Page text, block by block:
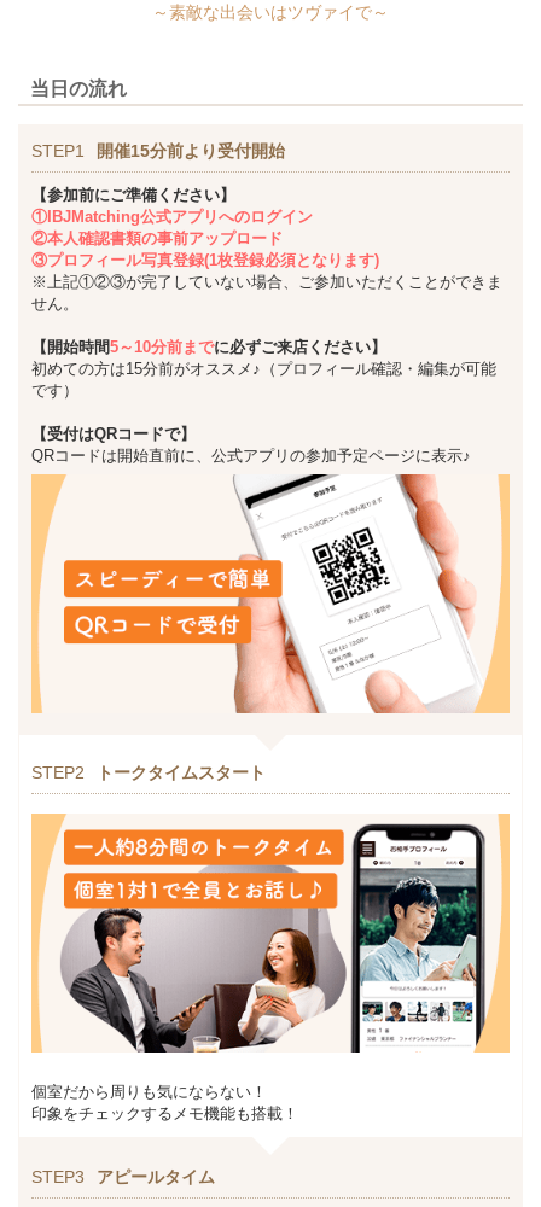
～素敵な出会いはツヴァイで～
当日の流れ
STEP1 開催15分前より受付開始
【参加前にご準備ください】
①IBJMatching公式アプリへのログイン
②本人確認書類の事前アップロード
③プロフィール写真登録(1枚登録必須となります)
※上記①②③が完了していない場合、ご参加いただくことができま
せん。
【開始時間5～10分前までに必ずご来店ください】
初めての方は15分前がオススメ♪（プロフィール確認・編集が可能
です）
【受付はQRコードで】
QRコードは開始直前に、公式アプリの参加予定ページに表示♪
STEP2 トークタイムスタート
個室だから周りも気にならない！
印象をチェックするメモ機能も搭載！
STEP3 アピールタイム